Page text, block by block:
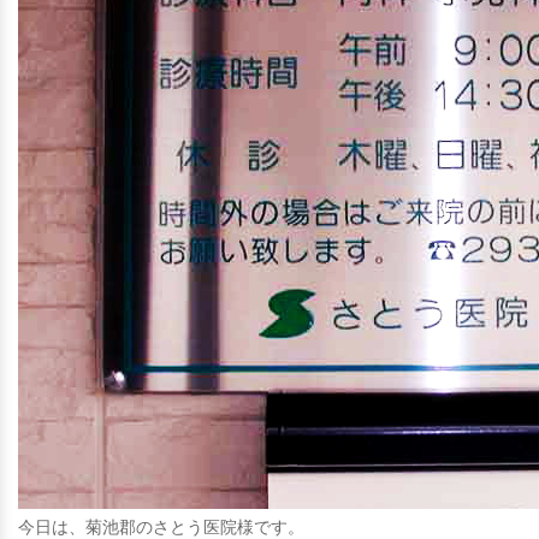
今日は、菊池郡のさとう医院様です。